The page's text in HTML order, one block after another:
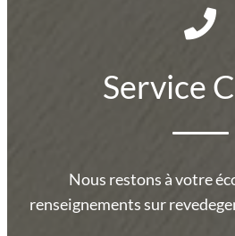
Service
Nous restons à votre
renseignements sur